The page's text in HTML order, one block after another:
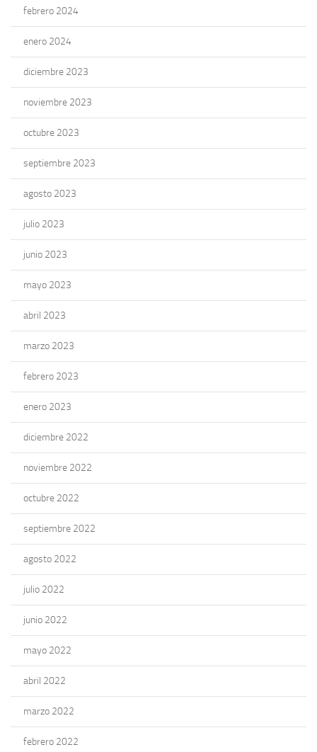
febrero 2024
enero 2024
diciembre 2023
noviembre 2023
octubre 2023
septiembre 2023
agosto 2023
julio 2023
junio 2023
mayo 2023
abril 2023
marzo 2023
febrero 2023
enero 2023
diciembre 2022
noviembre 2022
octubre 2022
septiembre 2022
agosto 2022
julio 2022
junio 2022
mayo 2022
abril 2022
marzo 2022
febrero 2022